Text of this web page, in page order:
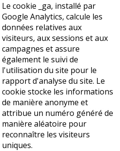
Le cookie _ga, installé par
Google Analytics, calcule les
données relatives aux
visiteurs, aux sessions et aux
campagnes et assure
également le suivi de
l'utilisation du site pour le
rapport d'analyse du site. Le
cookie stocke les informations
de manière anonyme et
attribue un numéro généré de
manière aléatoire pour
reconnaître les visiteurs
uniques.